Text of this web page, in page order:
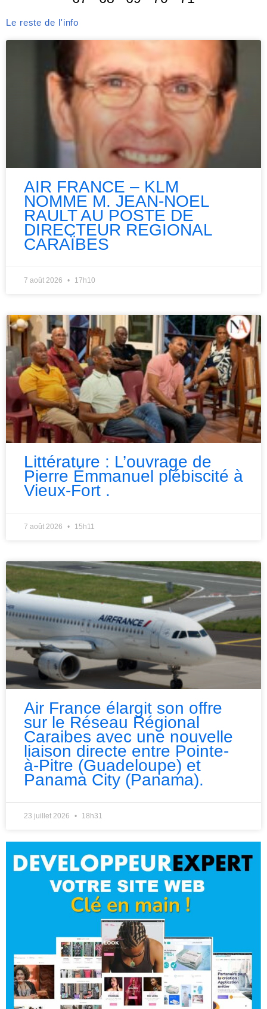
Le reste de l'info
AIR FRANCE – KLM
NOMME M. JEAN-NOEL
RAULT AU POSTE DE
DIRECTEUR REGIONAL
CARAÏBES
7 août 2026 17h10
Littérature : L’ouvrage de
Pierre Émmanuel plébiscité à
Vieux-Fort .
7 août 2026 15h11
Air France élargit son offre
sur le Réseau Régional
Caraibes avec une nouvelle
liaison directe entre Pointe-
à-Pitre (Guadeloupe) et
Panama City (Panama).
23 juillet 2026 18h31